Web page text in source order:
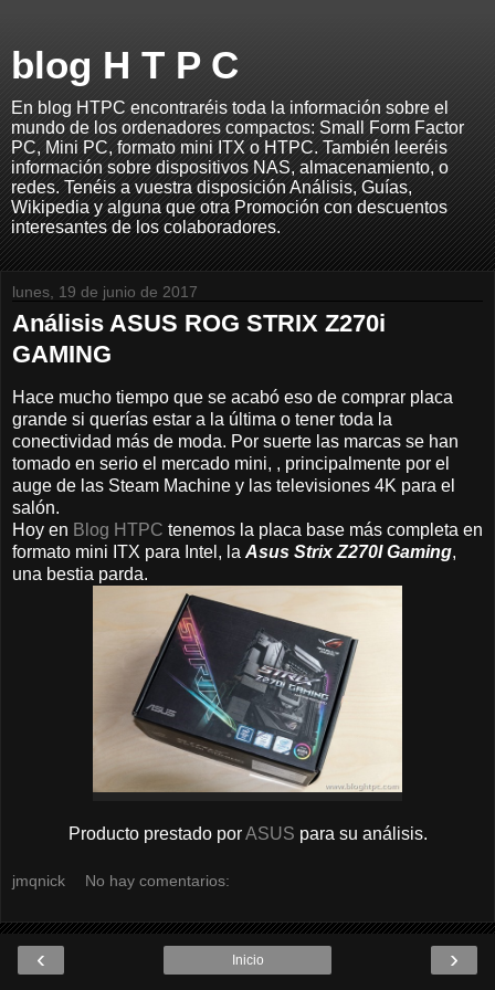
blog H T P C
En blog HTPC encontraréis toda la información sobre el
mundo de los ordenadores compactos: Small Form Factor
PC, Mini PC, formato mini ITX o HTPC. También leeréis
información sobre dispositivos NAS, almacenamiento, o
redes. Tenéis a vuestra disposición Análisis, Guías,
Wikipedia y alguna que otra Promoción con descuentos
interesantes de los colaboradores.
lunes, 19 de junio de 2017
Análisis ASUS ROG STRIX Z270i
GAMING
Hace mucho tiempo que se acabó eso de comprar placa
grande si querías estar a la última o tener toda la
conectividad más de moda. Por suerte las marcas se han
tomado en serio el mercado mini, , principalmente por el
auge de las Steam Machine y las televisiones 4K para el
salón.
Hoy en Blog HTPC tenemos la placa base más completa en
formato mini ITX para Intel, la Asus Strix Z270I Gaming,
una bestia parda.
Producto prestado porASUS para su análisis.
jmqnick No hay comentarios:
‹ ›
Inicio